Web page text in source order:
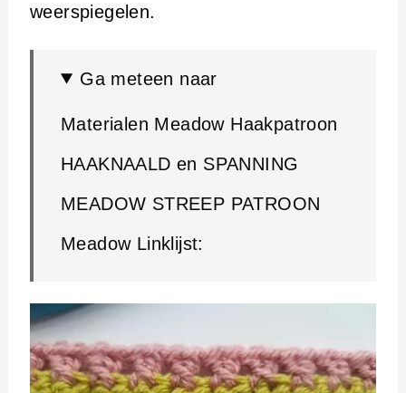
weerspiegelen.
Ga meteen naar
Materialen Meadow Haakpatroon
HAAKNAALD en SPANNING
MEADOW STREEP PATROON
Meadow Linklijst: